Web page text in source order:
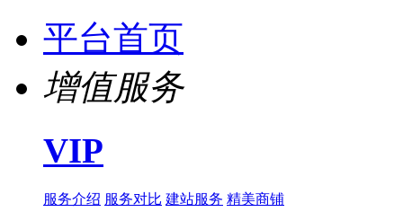
平台首页
增值服务
VIP
服务介绍 服务对比 建站服务 精美商铺